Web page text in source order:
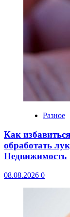
Разное
Как
обработать
Недвижимость
08.08.2026 0